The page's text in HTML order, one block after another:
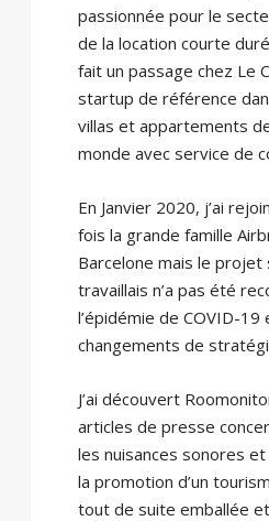
passionnée pour le
de la location courte
fait un passage chez Le
startup de référence
villas et appartements
monde avec service de
En Janvier 2020, j’ai
fois la grande famille
Barcelone mais le projet
travaillais n’a pas été
l’épidémie de COVID-19
changements de
J’ai découvert
articles de presse
les nuisances sonores
la promotion d’un
tout de suite emballée